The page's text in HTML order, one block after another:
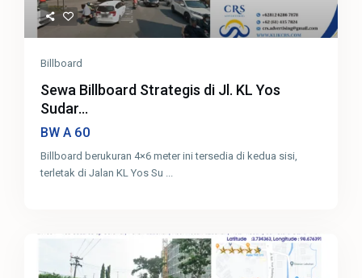
Billboard
Sewa Billboard Strategis di Jl. KL Yos
Sudar...
BW A 60
Billboard berukuran 4×6 meter ini tersedia di kedua sisi,
terletak di Jalan KL Yos Su